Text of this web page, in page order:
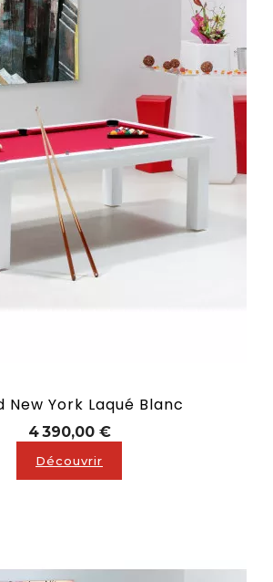
New York Laqué Blanc
4 390,00 €Prix
Découvrir